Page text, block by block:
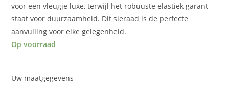
voor een vleugje luxe, terwijl het robuuste elastiek garant
staat voor duurzaamheid. Dit sieraad is de perfecte
aanvulling voor elke gelegenheid.
Op voorraad
Uw maatgegevens